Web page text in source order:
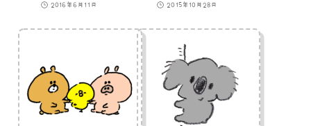
2016年6月11日 2015年10月28日